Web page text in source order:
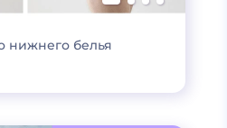
нижнего белья